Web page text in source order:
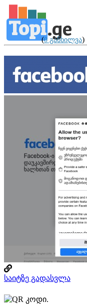
Topi.ge
Facebook
(0 განხილვა)
საიტზე გადასვლა